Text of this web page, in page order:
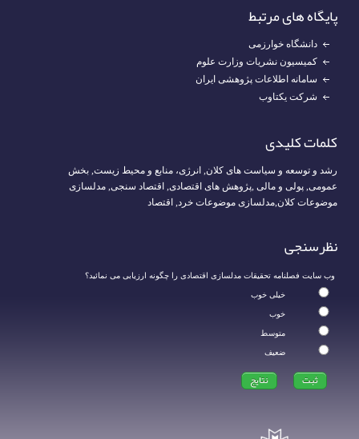
پایگاه های مرتبط
دانشگاه خوارزمی
کمیسیون نشریات وزارت علوم
سامانه اطلاعات پژوهشی ایران
شرکت یکتاوب
کلمات کلیدی
رشد و توسعه و سیاست های کلان,انرژی، منابع و محیط زیست,بخش
عمومی,پولی و مالی,پژوهش های اقتصادی,اقتصاد سنجی,مدلسازی
موضوعات کلان,مدلسازی موضوعات خرد,اقتصاد
نظرسنجی
وب سایت فصلنامه تحقیقات مدلسازی اقتصادی را چگونه ارزیابی می نمائید؟
خیلی خوب
خوب
متوسط
ضعیف